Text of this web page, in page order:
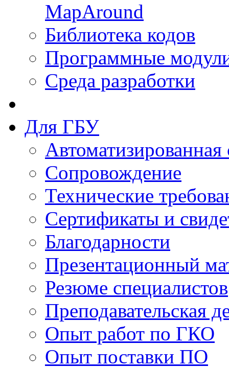
MapAround
Библиотека кодов
Программные
Среда разработки
Для ГБУ
Сопровождение
Технические
Сертификаты и
Благодарности
Презентационный
Резюме специалистов
Преподавательская
Опыт работ по ГКО
Опыт поставки ПО